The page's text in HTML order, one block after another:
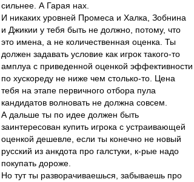
сильнее. А Гарая нах.
И никаких уровней Промеса и Халка, Зобнина
и Джикии у тебя быть не должно, потому, что
это имена, а не количественная оценка. Ты
должен задавать условие как игрок такого-то
амплуа с приведенной оценкой эффективности
по хускореду не ниже чем столько-то. Цена
тебя на этапе первичного отбора пула
кандидатов волновать не должна совсем.
А дальше ты по идее должен быть
заинтересован купить игрока с устраивающей
оценкой дешевле, если ты конечно не новый
русский из анкдота про галстуки, к-рые надо
покупать дороже.
Но тут ты разворачиваешься, забываешь про